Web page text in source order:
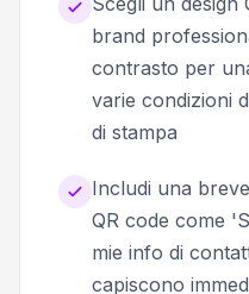
brand
contrasto per
varie condizioni
di stampa
Includi una
QR code come
mie info di
capiscono